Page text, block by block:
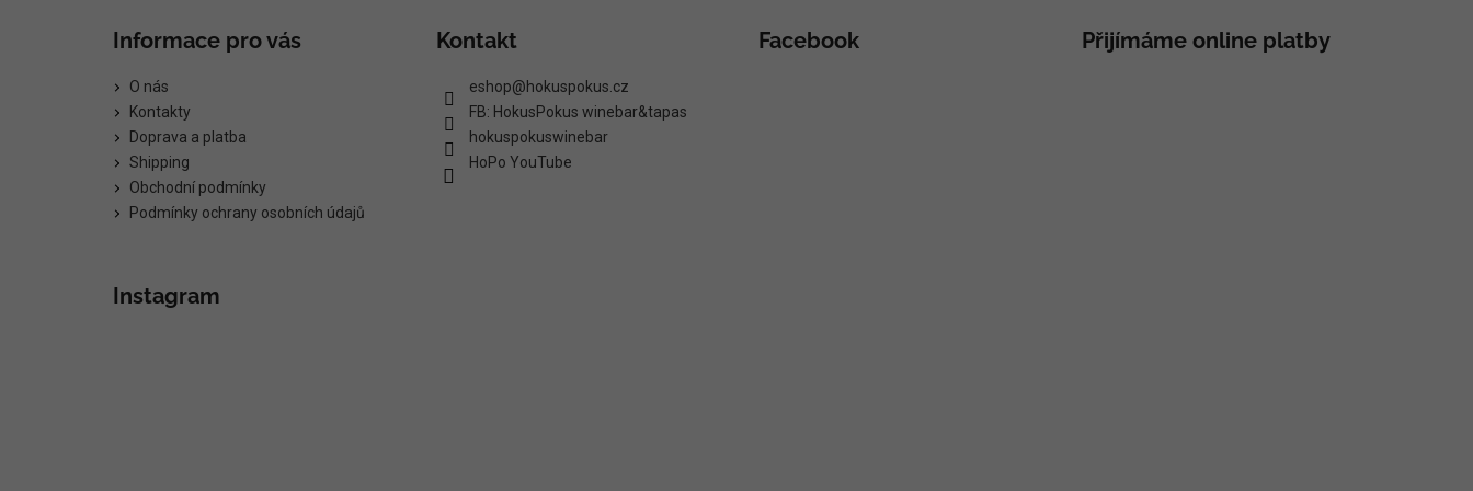
Informace pro vás
O nás
Kontakty
Doprava a platba
Shipping
Obchodní podmínky
Podmínky ochrany osobních údajů
Kontakt
eshop@hokuspokus.cz
FB: HokusPokus winebar&tapas
hokuspokuswinebar
HoPo YouTube
Facebook Přijímáme online platby
Instagram